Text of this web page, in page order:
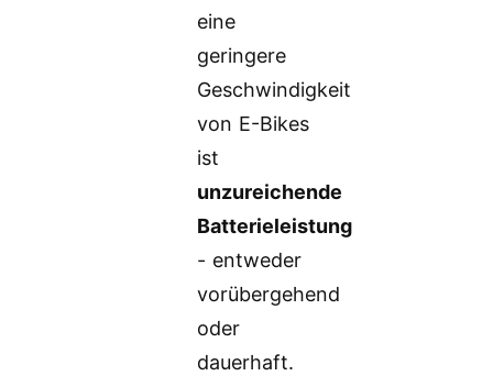
eine
geringere
Geschwindigkeit
von E-Bikes
ist
unzureichende
Batterieleistung
- entweder
vorübergehend
oder
dauerhaft.